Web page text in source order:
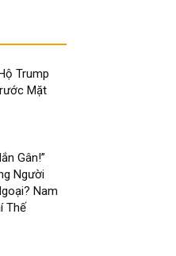
Trump
Mặt
Gân!”
Người
Nam
Thế